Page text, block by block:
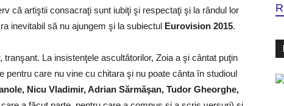
că artiştii consacraţi sunt iubiţi şi respectaţi şi la rândul lor
inevitabil să nu ajungem şi la subiectul Eurovision 2015.
La insistenţele ascultătorilor, Zoia a şi cântat puţin
pentru care nu vine cu chitara şi nu poate cânta în studioul
Nicu Vladimir, Adrian Sărmăşan, Tudor Gheorghe,